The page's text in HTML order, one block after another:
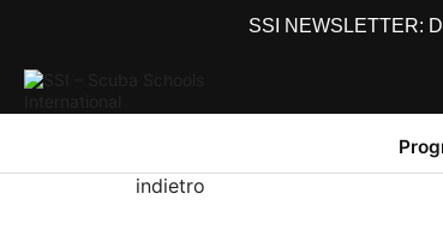
SSI NEWSLETTER:
indietro